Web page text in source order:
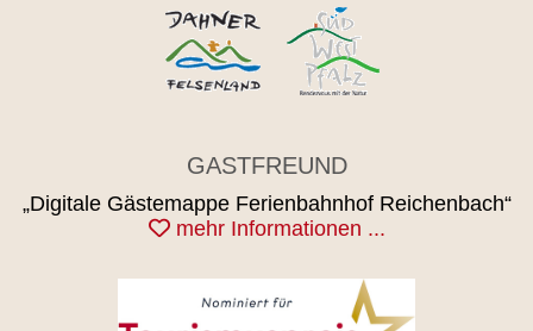
GASTFREUND
„Digitale Gästemappe Ferienbahnhof Reichenbach“
mehr Informationen ...